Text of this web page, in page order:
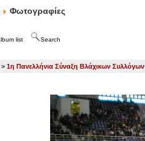
Φωτογραφίες
list Search
> 1η Πανελλήνια Σύναξη Βλάχικων Συλλόγων